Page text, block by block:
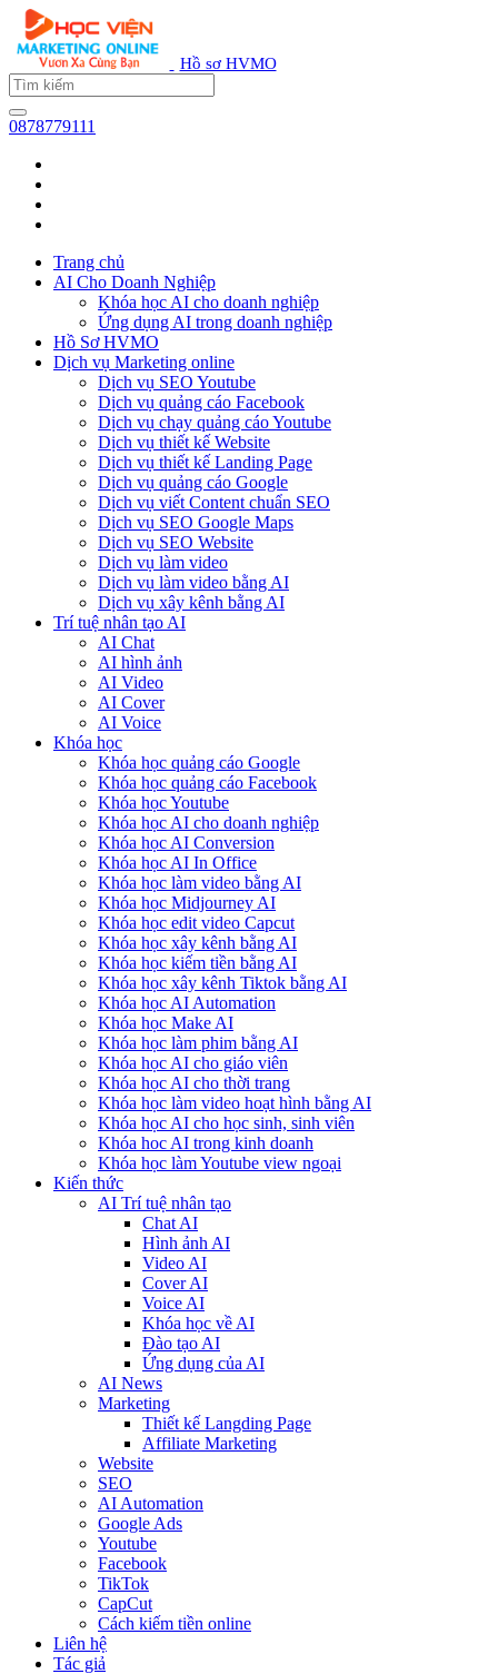
Hồ sơ HVMO
0878779111
Trang chủ
AI Cho Doanh Nghiệp
Khóa học AI cho doanh nghiệp
Ứng dụng AI trong doanh nghiệp
Hồ Sơ HVMO
Dịch vụ Marketing online
Dịch vụ SEO Youtube
Dịch vụ quảng cáo Facebook
Dịch vụ chạy quảng cáo Youtube
Dịch vụ thiết kế Website
Dịch vụ thiết kế Landing Page
Dịch vụ quảng cáo Google
Dịch vụ viết Content chuẩn SEO
Dịch vụ SEO Google Maps
Dịch vụ SEO Website
Dịch vụ làm video
Dịch vụ làm video bằng AI
Dịch vụ xây kênh bằng AI
Trí tuệ nhân tạo AI
AI Chat
AI hình ảnh
AI Video
AI Cover
AI Voice
Khóa học
Khóa học quảng cáo Google
Khóa học quảng cáo Facebook
Khóa học Youtube
Khóa học AI cho doanh nghiệp
Khóa học AI Conversion
Khóa học AI In Office
Khóa học làm video bằng AI
Khóa học Midjourney AI
Khóa học edit video Capcut
Khóa học xây kênh bằng AI
Khóa học kiếm tiền bằng AI
Khóa học xây kênh Tiktok bằng AI
Khóa học AI Automation
Khóa học Make AI
Khóa học làm phim bằng AI
Khóa học AI cho giáo viên
Khóa học AI cho thời trang
Khóa học làm video hoạt hình bằng AI
Khóa học AI cho học sinh, sinh viên
Khóa hoc AI trong kinh doanh
Khóa học làm Youtube view ngoại
Kiến thức
AI Trí tuệ nhân tạo
Chat AI
Hình ảnh AI
Video AI
Cover AI
Voice AI
Khóa học về AI
Đào tạo AI
Ứng dụng của AI
AI News
Marketing
Thiết kế Langding Page
Affiliate Marketing
Website
SEO
AI Automation
Google Ads
Youtube
Facebook
TikTok
CapCut
Cách kiếm tiền online
Liên hệ
Tác giả